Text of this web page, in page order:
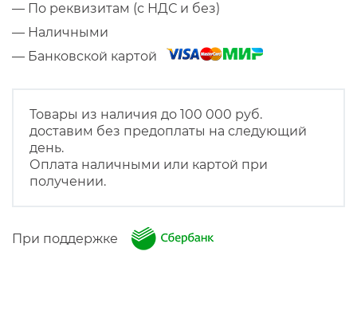
— По реквизитам (с НДС и без)
— Наличными
— Банковской картой
Товары из наличия до 100 000 руб.
доставим без предоплаты на следующий
день.
Оплата наличными или картой при
получении.
При поддержке